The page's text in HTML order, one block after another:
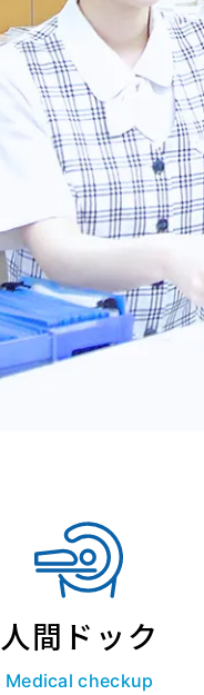
人間ドック
Medical checkup